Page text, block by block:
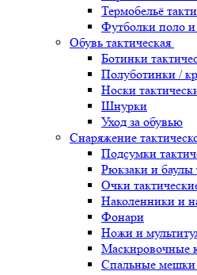
Термобельё
Футболки поло
Обувь тактическая
Ботинки
Полуботинки /
Носки
Шнурки
Уход за обувью
Снаряжение
Подсумки
Рюкзаки и баулы
Очки
Наколенники и
Фонари
Ножи и
Маскировочные
Спальные мешки